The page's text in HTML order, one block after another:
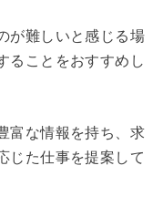
が難しいと感じる場
ることをおすすめし
富な情報を持ち、求
じた仕事を提案して